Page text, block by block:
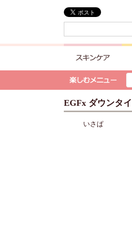
EGFx ダウンタ
いさぱ